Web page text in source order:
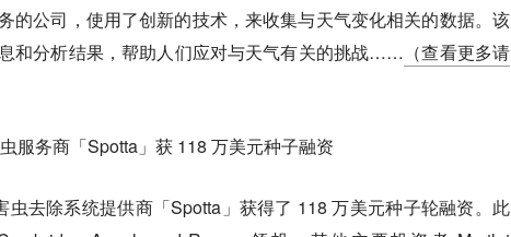
的公司，使用了创新的技术，来收集与天气变化相关的数据。该
和分析结果，帮助人们应对与天气有关的挑战…… （查看更多请
服务商「Spotta」获 118 万美元种子融资
去除系统提供商「Spotta」获得了 118 万美元种子轮融资。此